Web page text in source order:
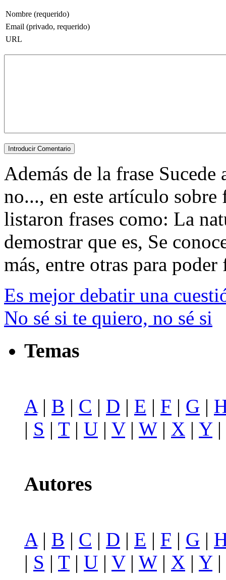
Nombre (requerido)
Email (privado, requerido)
URL
Además de la frase Sucede
no..., en este artículo sobre
listaron frases como: La
demostrar que es, Se
más, entre otras para
Es mejor debatir una
No sé si te quiero, no sé si
Temas
A | B | C | D | E | F | G |
| S | T| U | V| W| X | Y|
Autores
A| B | C | D | E | F | G |
| S | T| U | V| W| X | Y|